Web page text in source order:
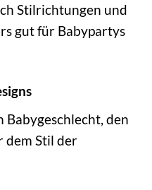
Stilrichtungen und
gut für Babypartys
Babygeschlecht, den
dem Stil der